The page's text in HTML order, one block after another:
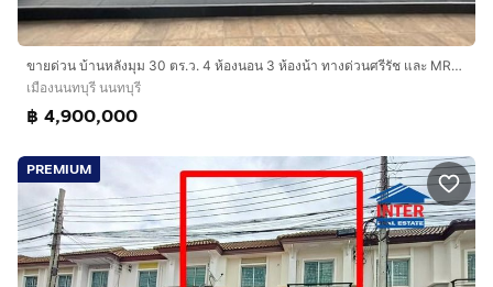
ขายด่วน บ้านหลังมุม 30 ตร.ว. 4 ห้องนอน 3 ห้องน้า ทางด่วนศรีรัช และ MRT 5 นาที 4.9 ล้านบาท
เมืองนนทบุรี นนทบุรี
฿ 4,900,000
PREMIUM